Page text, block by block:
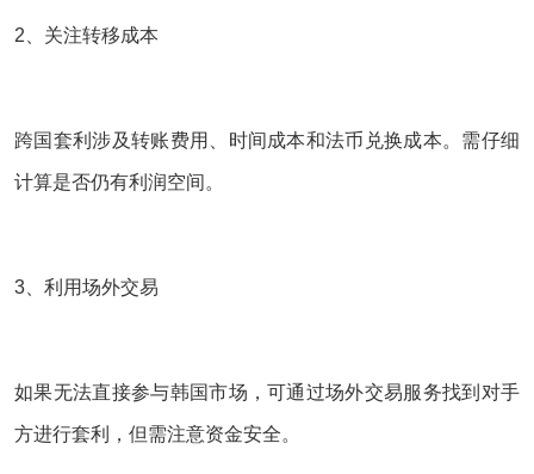
2、关注转移成本
跨国套利涉及转账费用、时间成本和法币兑换成本。需仔细
计算是否仍有利润空间。
3、利用场外交易
如果无法直接参与韩国市场，可通过场外交易服务找到对手
方进行套利，但需注意资金安全。